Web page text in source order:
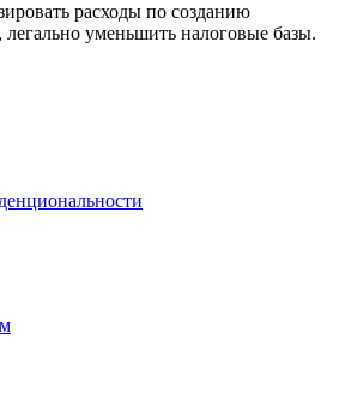
расходы по созданию
легально уменьшить налоговые базы.